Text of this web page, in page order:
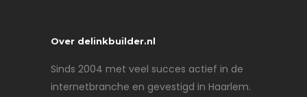
Over delinkbuilder.nl
Sinds 2004 met veel succes actief in de
internetbranche en gevestigd in Haarlem.